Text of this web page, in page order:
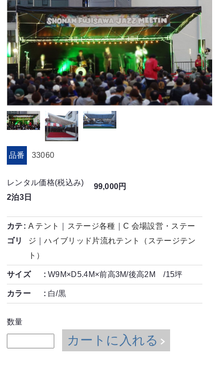
品番 33060
レンタル価格(税込み)
2泊3日
99,000円
カテ
ゴリ
A テント ステージ各種
C 会場設営・ステー
ジ ｜ハイブリッド片流れテント（ステージテン
ト）
サイズ W9M×D5.4M×前高3M/後高2M /15坪
カラー 白/黒
数量
カートに入れる